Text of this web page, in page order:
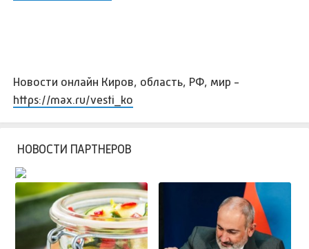
Новости онлайн Киров, область, РФ, мир -
https://max.ru/vesti_ko
НОВОСТИ ПАРТНЕРОВ